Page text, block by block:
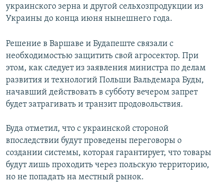
украинского зерна и другой сельхозпродукции из
Украины до конца июня нынешнего года.
Решение в Варшаве и Будапеште связали с
необходимостью защитить свой агросектор. При
этом, как следует из заявления министра по делам
развития и технологий Польши Вальдемара Буды,
начавший действовать в субботу вечером запрет
будет затрагивать и транзит продовольствия.
Буда отметил, что с украинской стороной
впоследствии будут проведены переговоры о
создании системы, которая гарантирует, что товары
будут лишь проходить через польскую территорию,
но не попадать на местный рынок.